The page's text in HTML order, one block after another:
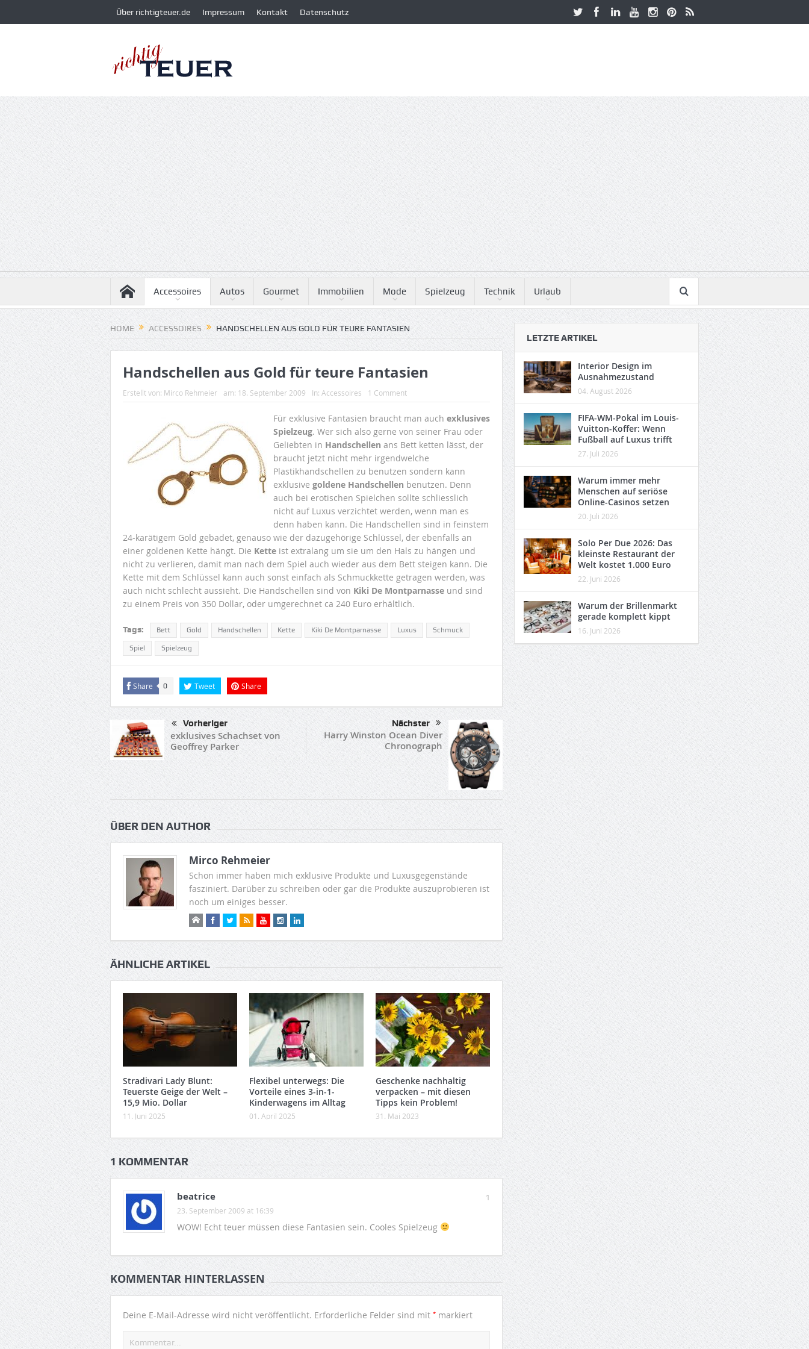
Über richtigteuer.de Impressum Kontakt Datenschutz
Accessoires Autos Gourmet Immobilien Mode Spielzeug Technik Urlaub
HOME ACCESSOIRES HANDSCHELLEN AUS GOLD FÜR TEURE FANTASIEN
Handschellen aus Gold für teure Fantasien
Erstellt von: Mirco Rehmeier am: 18. September 2009 In: Accessoires 1 Comment
Für exklusive Fantasien braucht man auch exklusives
Spielzeug. Wer sich also gerne von seiner Frau oder
Geliebten in Handschellen ans Bett ketten lässt, der
braucht jetzt nicht mehr irgendwelche
Plastikhandschellen zu benutzen sondern kann
exklusive goldene Handschellen benutzen. Denn
auch bei erotischen Spielchen sollte schliesslich
nicht auf Luxus verzichtet werden, wenn man es
denn haben kann. Die Handschellen sind in feinstem
24-karätigem Gold gebadet, genauso wie der dazugehörige Schlüssel, der ebenfalls an
einer goldenen Kette hängt. Die Kette ist extralang um sie um den Hals zu hängen und
nicht zu verlieren, damit man nach dem Spiel auch wieder aus dem Bett steigen kann. Die
Kette mit dem Schlüssel kann auch sonst einfach als Schmuckkette getragen werden, was
auch nicht schlecht aussieht. Die Handschellen sind von Kiki De Montparnasse und sind
zu einem Preis von 350 Dollar, oder umgerechnet ca 240 Euro erhältlich.
Tags: Bett Gold Handschellen Kette Kiki De Montparnasse Luxus Schmuck
Spiel Spielzeug
Share 0 Tweet Share
Vorheriger
exklusives Schachset von
Geoffrey Parker
Nächster
Harry Winston Ocean Diver
Chronograph
ÜBER DEN AUTHOR
Mirco Rehmeier
Schon immer haben mich exklusive Produkte und Luxusgegenstände
fasziniert. Darüber zu schreiben oder gar die Produkte auszuprobieren ist
noch um einiges besser.
ÄHNLICHE ARTIKEL
Stradivari Lady Blunt:
Teuerste Geige der Welt –
15,9 Mio. Dollar
11. Juni 2025
Flexibel unterwegs: Die
Vorteile eines 3-in-1-
Kinderwagens im Alltag
01. April 2025
Geschenke nachhaltig
verpacken – mit diesen
Tipps kein Problem!
31. Mai 2023
1 KOMMENTAR
1
beatrice
23. September 2009 at 16:39
WOW! Echt teuer müssen diese Fantasien sein. Cooles Spielzeug
KOMMENTAR HINTERLASSEN
Deine E-Mail-Adresse wird nicht veröffentlicht. Erforderliche Felder sind mit * markiert
LETZTE ARTIKEL
Interior Design im
Ausnahmezustand
04. August 2026
FIFA-WM-Pokal im Louis-
Vuitton-Koffer: Wenn
Fußball auf Luxus trifft
27. Juli 2026
Warum immer mehr
Menschen auf seriöse
Online-Casinos setzen
20. Juli 2026
Solo Per Due 2026: Das
kleinste Restaurant der
Welt kostet 1.000 Euro
22. Juni 2026
Warum der Brillenmarkt
gerade komplett kippt
16. Juni 2026